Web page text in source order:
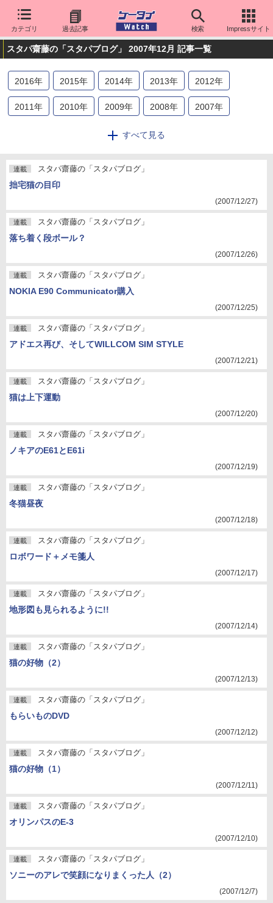
カテゴリ 過去記事 検索 Impressサイト
スタパ齋藤の「スタパブログ」 2007年12月 記事一覧
2016年 2015年 2014年 2013年 2012年
2011年 2010年 2009年 2008年 2007年
すべて見る
連載 スタパ齋藤の「スタパブログ」
拙宅猫の目印
(2007/12/27)
連載 スタパ齋藤の「スタパブログ」
落ち着く段ボール？
(2007/12/26)
連載 スタパ齋藤の「スタパブログ」
NOKIA E90 Communicator購入
(2007/12/25)
連載 スタパ齋藤の「スタパブログ」
アドエス再び、そしてWILLCOM SIM STYLE
(2007/12/21)
連載 スタパ齋藤の「スタパブログ」
猫は上下運動
(2007/12/20)
連載 スタパ齋藤の「スタパブログ」
ノキアのE61とE61i
(2007/12/19)
連載 スタパ齋藤の「スタパブログ」
冬猫昼夜
(2007/12/18)
連載 スタパ齋藤の「スタパブログ」
ロボワード＋メモ箋人
(2007/12/17)
連載 スタパ齋藤の「スタパブログ」
地形図も見られるように!!
(2007/12/14)
連載 スタパ齋藤の「スタパブログ」
猫の好物（2）
(2007/12/13)
連載 スタパ齋藤の「スタパブログ」
もらいものDVD
(2007/12/12)
連載 スタパ齋藤の「スタパブログ」
猫の好物（1）
(2007/12/11)
連載 スタパ齋藤の「スタパブログ」
オリンパスのE-3
(2007/12/10)
連載 スタパ齋藤の「スタパブログ」
ソニーのアレで笑顔になりまくった人（2）
(2007/12/7)